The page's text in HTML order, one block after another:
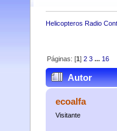
Helicopteros Radio
Páginas: [1]2 3 ... 16
Autor
ecoalfa
Visitante